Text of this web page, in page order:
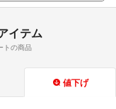
イテム
トの商品
値下げ